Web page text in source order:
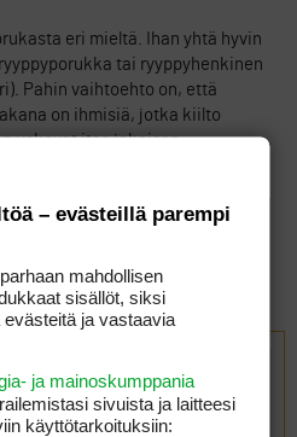
eri mieltä. Ihan yhtä hyvin
tai ryyppyhenkinen
Pahin vaihtoehto on, että
on ihmisiä, jotka kiilto
uskovat itse jokaisen
on tuollaisia
nyt niitä ilmaantuu
maa?
2)
miettinyt.
– evästeillä parempi
mahdollisen
sisällöt, siksi
ja vastaavia
ja mainoskumppania
sivuista ja laitteesi
käyttötarkoituksiin: